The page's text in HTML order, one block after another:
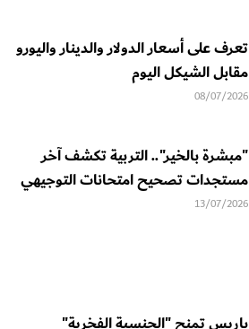
تعرف على أسعار الدولار والدينار واليورو
مقابل الشيكل اليوم
08/07/2026
"مبشرة بالخير".. التربية تكشف آخر
مستجدات تصحيح امتحانات التوجيهي
13/07/2026